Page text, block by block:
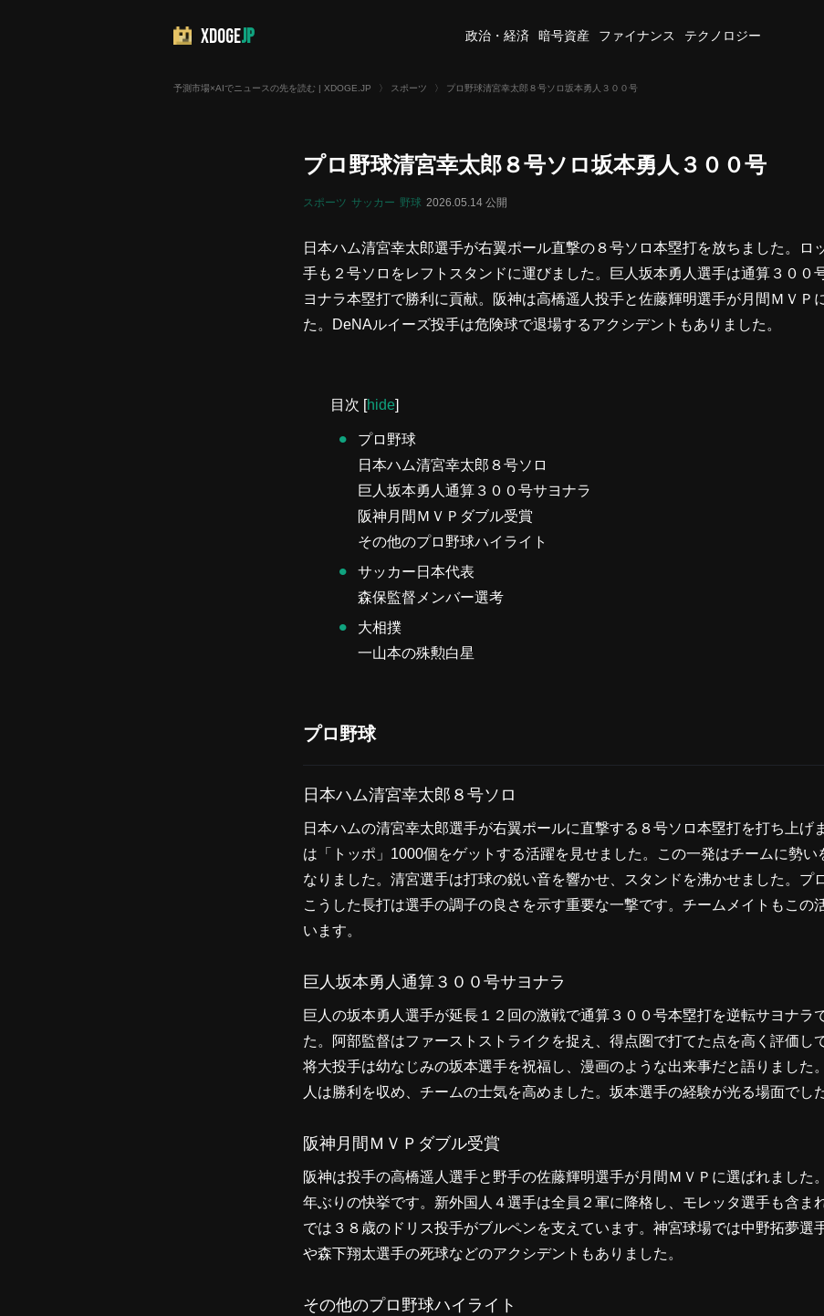
XDOGEJP 政治・経済 暗号資産 ファイナンス テクノロジー
予測市場×AIでニュースの先を読む | XDOGE.JP 〉 スポーツ 〉 プロ野球清宮幸太郎８号ソロ坂本勇人３００号
プロ野球清宮幸太郎８号ソロ坂本勇人３００号
スポーツ サッカー 野球 2026.05.14 公開
日本ハム清宮幸太郎選手が右翼ポール直撃の８号ソロ本塁打を放ちました。ロ
手も２号ソロをレフトスタンドに運びました。巨人坂本勇人選手は通算３００
ヨナラ本塁打で勝利に貢献。阪神は高橋遥人投手と佐藤輝明選手が月間ＭＶＰ
た。DeNAルイーズ投手は危険球で退場するアクシデントもありました。
目次 [hide]
プロ野球
日本ハム清宮幸太郎８号ソロ
巨人坂本勇人通算３００号サヨナラ
阪神月間ＭＶＰダブル受賞
その他のプロ野球ハイライト
サッカー日本代表
森保監督メンバー選考
大相撲
一山本の殊勲白星
プロ野球
日本ハム清宮幸太郎８号ソロ
日本ハムの清宮幸太郎選手が右翼ポールに直撃する８号ソロ本塁打を打ち上げ
は「トッポ」1000個をゲットする活躍を見せました。この一発はチームに勢い
なりました。清宮選手は打球の鋭い音を響かせ、スタンドを沸かせました。プ
こうした長打は選手の調子の良さを示す重要な一撃です。チームメイトもこの
います。
巨人坂本勇人通算３００号サヨナラ
巨人の坂本勇人選手が延長１２回の激戦で通算３００号本塁打を逆転サヨナラ
た。阿部監督はファーストストライクを捉え、得点圏で打てた点を高く評価し
将大投手は幼なじみの坂本選手を祝福し、漫画のような出来事だと語りました
人は勝利を収め、チームの士気を高めました。坂本選手の経験が光る場面でした
阪神月間ＭＶＰダブル受賞
阪神は投手の高橋遥人選手と野手の佐藤輝明選手が月間ＭＶＰに選ばれました
年ぶりの快挙です。新外国人４選手は全員２軍に降格し、モレッタ選手も含ま
では３８歳のドリス投手がブルペンを支えています。神宮球場では中野拓夢選
や森下翔太選手の死球などのアクシデントもありました。
その他のプロ野球ハイライト